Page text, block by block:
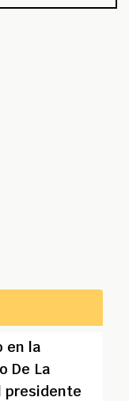
en la
De La
presidente